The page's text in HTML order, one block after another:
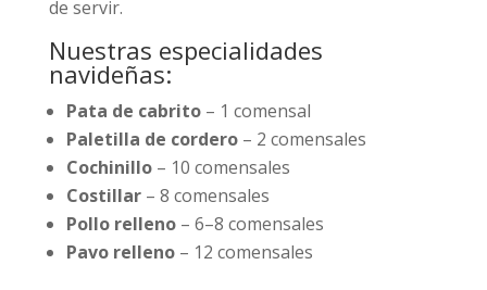
de servir.
Nuestras especialidades
navideñas:
Pata de cabrito– 1 comensal
Paletilla de cordero– 2 comensales
Cochinillo– 10 comensales
Costillar– 8 comensales
Pollo relleno– 6–8 comensales
Pavo relleno– 12 comensales